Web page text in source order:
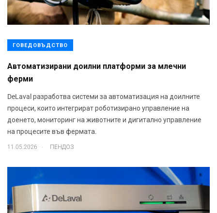
ГОВЕДОВЪДСТВО
Автоматизирани доилни платформи за млечни
ферми
DeLaval разработва системи за автоматизация на доилните
процеси, които интегрират роботизирано управление на
доенето, мониторинг на животните и дигитално управление
на процесите във фермата.
11.05.2026 ПЕНДОЗ